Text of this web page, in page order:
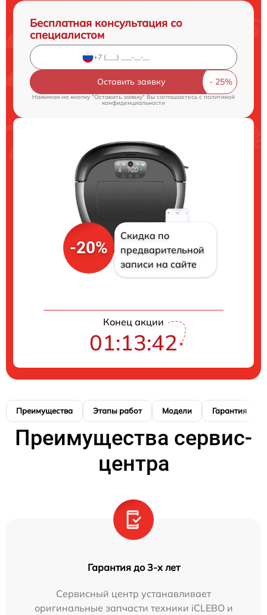
Бесплатная консультация со
специалистом
Оставить заявку
Нажимая на кнопку "Оставить заявку" Вы соглашаетесь cполитикой
конфиденциальности
-20%
Скидка по
предварительной
записи на сайте
Конец акции
01:13:41
Преимущества Этапы работ Модели Гарантия
Преимущества сервис-
центра
Гарантия до 3-х лет
Сервисный центр устанавливает
оригинальные запчасти техники iCLEBO и